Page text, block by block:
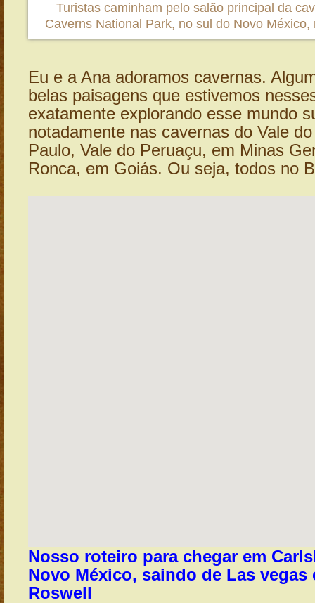
Turistas caminham pelo salão principal da
Caverns National Park, no sul do Novo
Eu e a Ana adoramos cavernas.
belas paisagens que estivemos
exatamente explorando esse mundo
notadamente nas cavernas do Vale
Paulo, Vale do Peruaçu, em Minas
Ronca, em Goiás. Ou seja, todos no
Nosso roteiro para chegar em
Novo México, saindo de Las vegas
Roswell